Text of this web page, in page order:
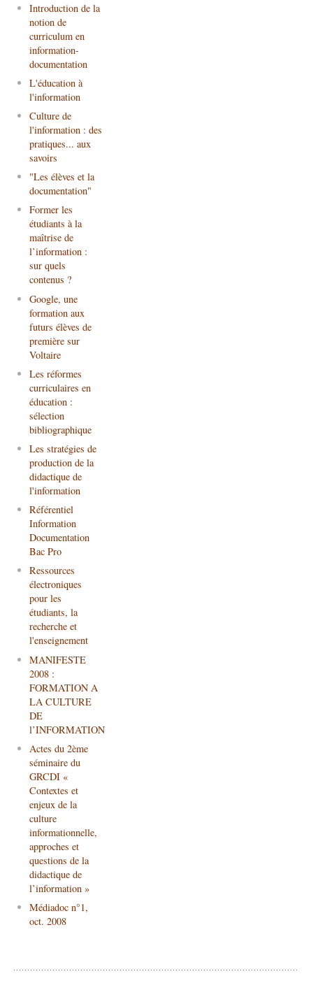
Introduction de la
notion de
curriculum en
information-
documentation
L'éducation à
l'information
Culture de
l'information : des
pratiques... aux
savoirs
"Les élèves et la
documentation"
Former les
étudiants à la
maîtrise de
l’information :
sur quels
contenus ?
Google, une
formation aux
futurs élèves de
première sur
Voltaire
Les réformes
curriculaires en
éducation :
sélection
bibliographique
Les stratégies de
production de la
didactique de
l'information
Référentiel
Information
Documentation
Bac Pro
Ressources
électroniques
pour les
étudiants, la
recherche et
l'enseignement
MANIFESTE
2008 :
FORMATION A
LA CULTURE
DE
l’INFORMATION
Actes du 2ème
séminaire du
GRCDI «
Contextes et
enjeux de la
culture
informationnelle,
approches et
questions de la
didactique de
l’information »
Médiadoc n°1,
oct. 2008